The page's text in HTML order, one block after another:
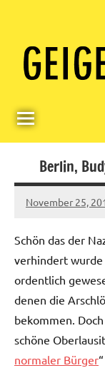
content
Berlin,
November 25,
Schön das der
verhindert wurde
ordentlich
denen die
bekommen.
schöne
normaler Bürger